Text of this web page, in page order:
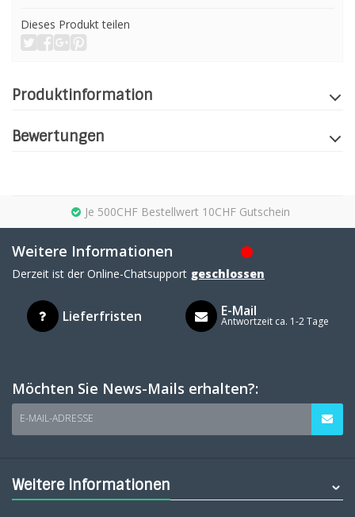
Dieses Produkt teilen
Produktinformation
Bewertungen
Je 500CHF Bestellwert 10CHF Gutschein
Weitere Informationen
Derzeit ist der Online-Chatsupport geschlossen
Lieferfristen E-Mail
Antwortzeit ca. 1-2 Tage
Möchten Sie News-Mails erhalten?:
E-MAIL-ADRESSE
Weitere Informationen